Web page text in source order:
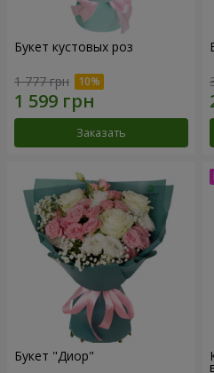
Букет кустовых роз
1 777 грн
Заказать
Букет "Диор"